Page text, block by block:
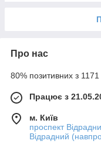
Про нас
80% позитивних з 1171
Працює з
м. Київ
проспект
Відрадний